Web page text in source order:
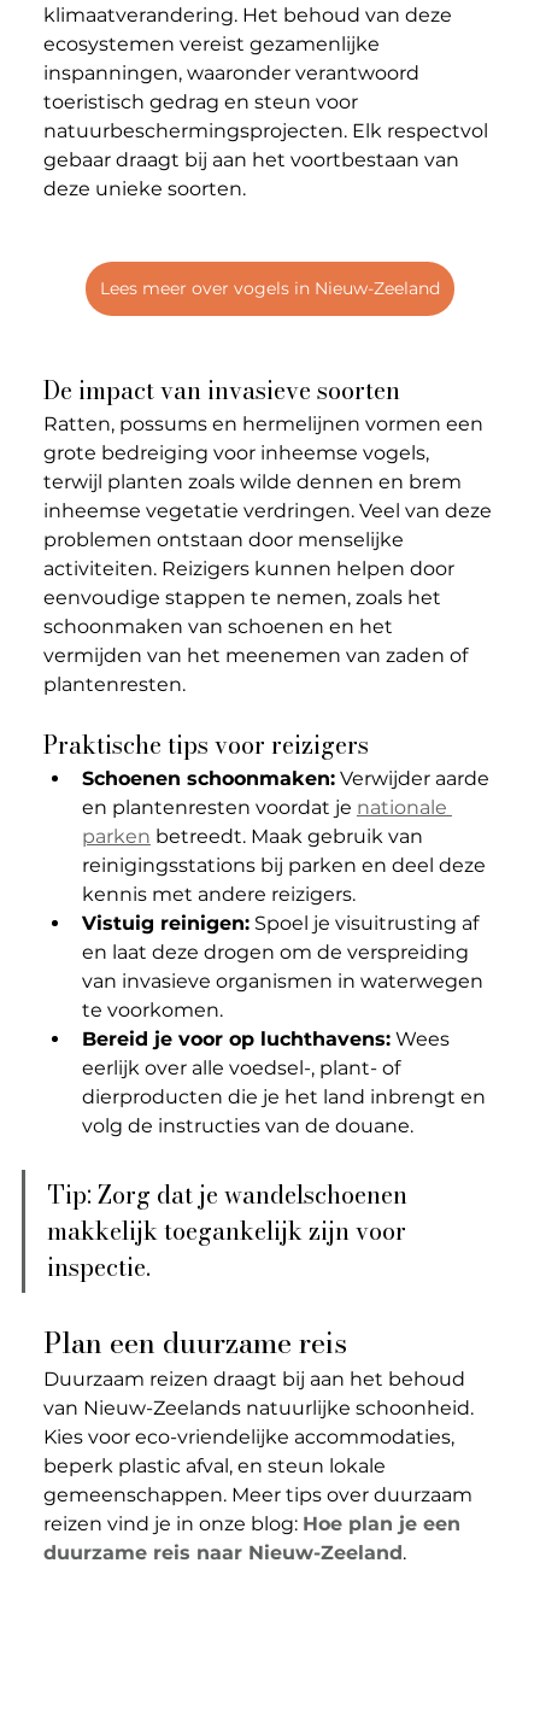
klimaatverandering. Het behoud van deze
ecosystemen vereist gezamenlijke
inspanningen, waaronder verantwoord
toeristisch gedrag en steun voor
natuurbeschermingsprojecten. Elk respectvol
gebaar draagt bij aan het voortbestaan van
deze unieke soorten.
Lees meer over vogels in Nieuw-Zeeland
De impact van invasieve soorten
Ratten, possums en hermelijnen vormen een
grote bedreiging voor inheemse vogels,
terwijl planten zoals wilde dennen en brem
inheemse vegetatie verdringen. Veel van deze
problemen ontstaan door menselijke
activiteiten. Reizigers kunnen helpen door
eenvoudige stappen te nemen, zoals het
schoonmaken van schoenen en het
vermijden van het meenemen van zaden of
plantenresten.
Praktische tips voor reizigers
Schoenen schoonmaken: Verwijder aarde
en plantenresten voordat je nationale
parken betreedt. Maak gebruik van
reinigingsstations bij parken en deel deze
kennis met andere reizigers.
Vistuig reinigen: Spoel je visuitrusting af
en laat deze drogen om de verspreiding
van invasieve organismen in waterwegen
te voorkomen.
Bereid je voor op luchthavens: Wees
eerlijk over alle voedsel-, plant- of
dierproducten die je het land inbrengt en
volg de instructies van de douane.
Tip: Zorg dat je wandelschoenen
makkelijk toegankelijk zijn voor
inspectie.
Plan een duurzame reis
Duurzaam reizen draagt bij aan het behoud
van Nieuw-Zeelands natuurlijke schoonheid.
Kies voor eco-vriendelijke accommodaties,
beperk plastic afval, en steun lokale
gemeenschappen. Meer tips over duurzaam
reizen vind je in onze blog: Hoe plan je een
duurzame reis naar Nieuw-Zeeland.